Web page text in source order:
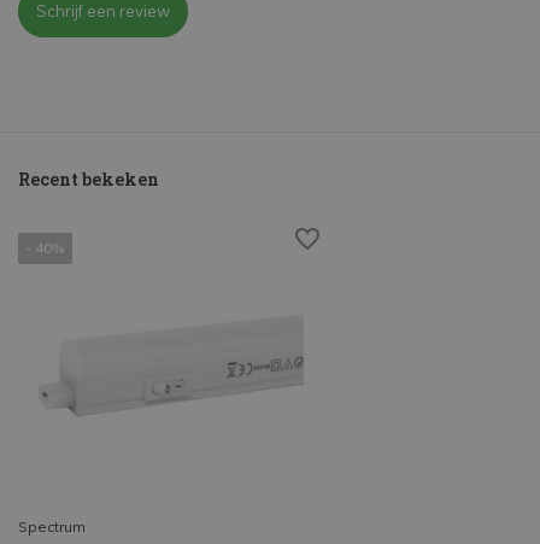
Schrijf een review
Recent bekeken
- 40%
Spectrum